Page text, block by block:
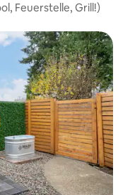
Feuerstelle, Grill!)